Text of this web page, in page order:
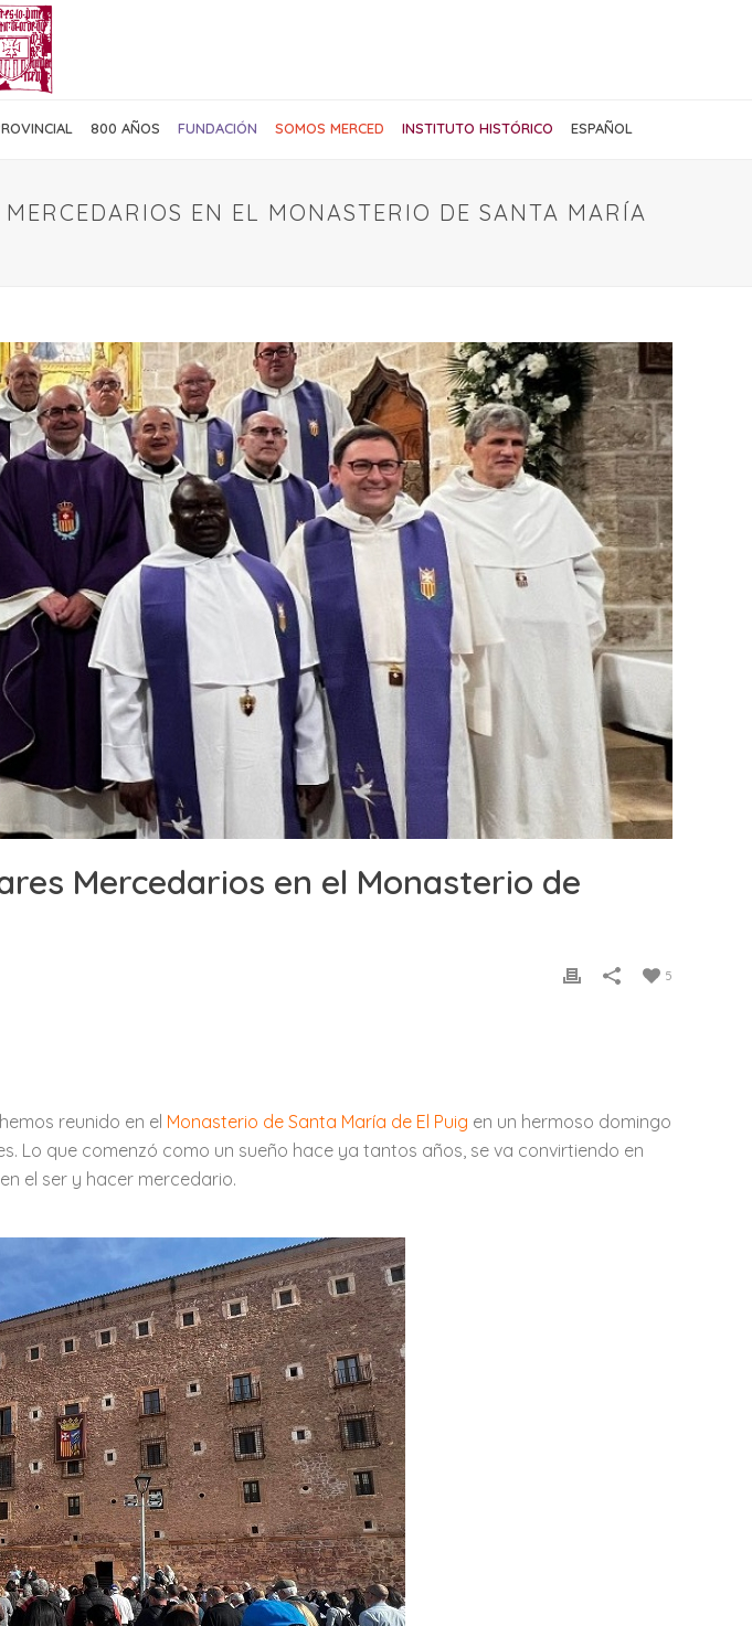
800 AÑOS FUNDACIÓN SOMOS MERCED INSTITUTO HISTÓRICO ESPAÑOL
EN EL MONASTERIO DE SANTA MARÍA
Mercedarios en el Monasterio de
5
reunido en el Monasterio de Santa María de El Puig en un hermoso domingo
Lo que comenzó como un sueño hace ya tantos años, se va convirtiendo en
el ser y hacer mercedario.